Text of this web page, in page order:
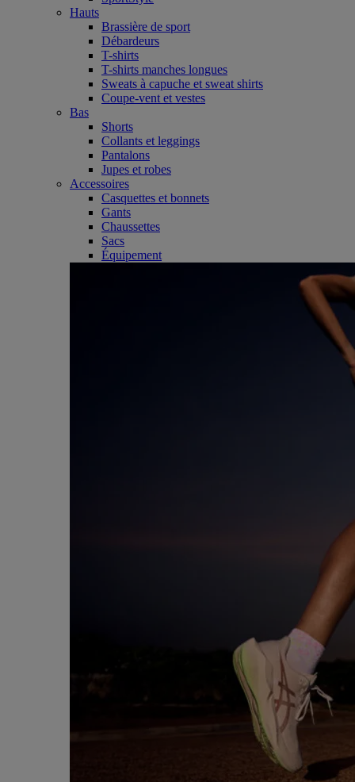
Hauts
Brassière de sport
Débardeurs
T-shirts
T-shirts manches longues
Sweats à capuche et sweat shirts
Coupe-vent et vestes
Bas
Shorts
Collants et leggings
Pantalons
Jupes et robes
Accessoires
Casquettes et bonnets
Gants
Chaussettes
Sacs
Équipement